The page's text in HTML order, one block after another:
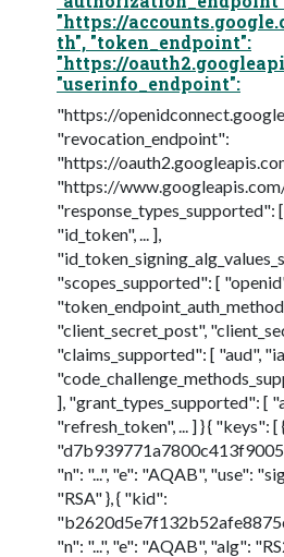
"https://
th", "token_endpoint":
"https://
"userinfo_endpoint":
"https://
"revocation_endpoint":
"https://
"https://
"response_types_supported":
"id_token", ... ],
"scopes_supported": [
"client_secret_post",
"claims_supported": [ "aud",
], "grant_types_supported": [
"refresh_token", ... ] } { "keys":
"n": "...", "e": "AQAB", "use":
"RSA" }, { "kid":
"n": "...", "e": "AQAB", "alg":